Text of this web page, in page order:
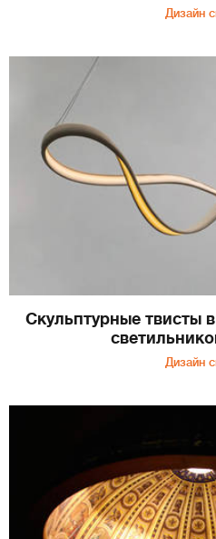
Дизайн
Скульптурные твисты
Дизайн